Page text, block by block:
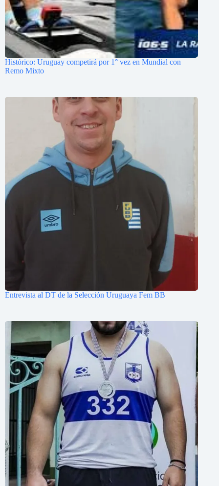
Histórico: Uruguay competirá por 1° vez en Mundial con
Remo Mixto
Entrevista al DT de la Selección Uruguaya Fem BB